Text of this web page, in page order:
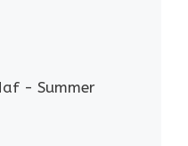
- Summer